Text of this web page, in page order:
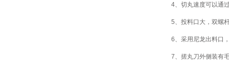
4、切丸速度可以通
5、投料口大，双螺
6、采用尼龙出料口
7、搓丸刀外侧装有